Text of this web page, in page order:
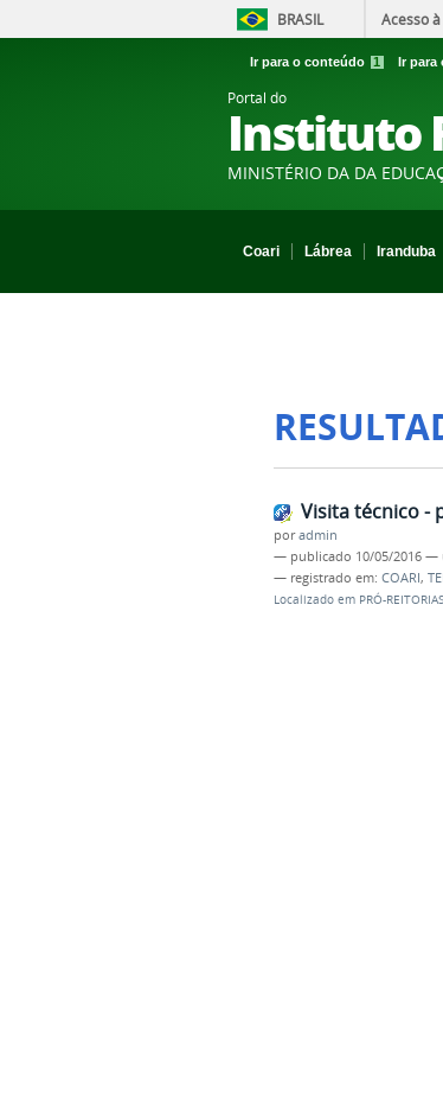
BRASIL Acesso
Ir para o conteúdo 1 Ir para
Portal do
Instituto
MINISTÉRIO DA DA
Coari
Lábrea Iranduba
Visita técnico -
poradmin
— publicado 10/05/2016 —
— registrado em: COARI,
Localizado em PRÓ-REITORIAS